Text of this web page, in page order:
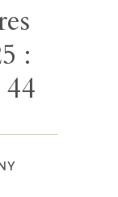
: